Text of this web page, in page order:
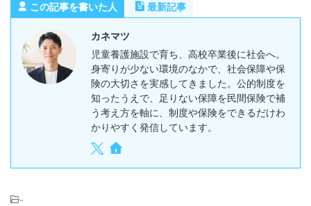
この記事を書いた人 最新記事
カネマツ
児童養護施設で育ち、高校卒業後に社会へ。
身寄りが少ない環境のなかで、社会保障や保
険の大切さを実感してきました。公的制度を
知ったうえで、足りない保障を民間保険で補
う考え方を軸に、制度や保険をできるだけわ
かりやすく発信しています。
-